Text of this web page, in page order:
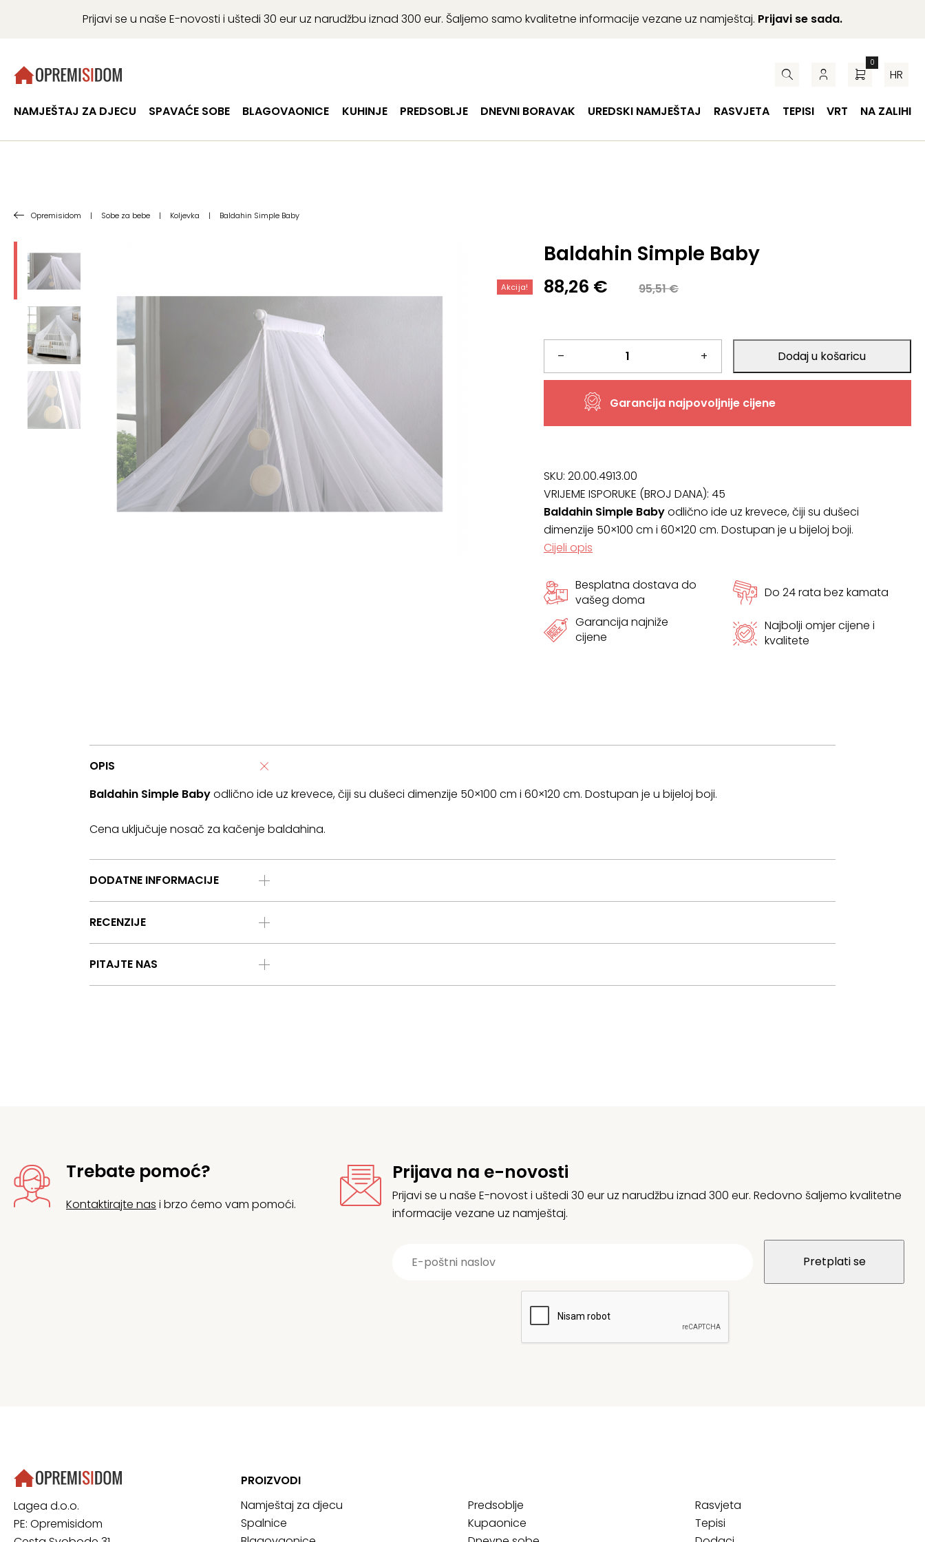
Prijavi se u naše E-novosti i uštedi 30 eur uz narudžbu iznad 300 eur. Šaljemo samo kvalitetne informacije vezane uz namještaj. Prijavi se sada.
0
HR
NAMJEŠTAJ ZA DJECU SPAVAĆE SOBE BLAGOVAONICE KUHINJE PREDSOBLJE DNEVNI BORAVAK UREDSKI NAMJEŠTAJ RASVJETA TEPISI VRT NA ZALIHI
Opremisidom | Sobe za bebe | Koljevka | Baldahin Simple Baby
Baldahin Simple Baby
Akcija! 95,51€
Izvorna
je:
95,51 €.
88,26 €
Trenutna
88,26 €.
–
Baldahin
Simple
+ Dodaj u košaricu
Garancija najpovoljnije cijene
SKU: 20.00.4913.00
VRIJEME ISPORUKE (BROJ DANA): 45
Baldahin Simple Babyodlično ide uz krevece, čiji su dušeci
dimenzije 50×100 cm i 60×120 cm. Dostupan je u bijeloj boji.
Cijeli opis
Besplatna dostava do
vašeg doma
Do 24 rata bez kamata
Garancija najniže
cijene
Najbolji omjer cijene i
kvalitete
OPIS
Baldahin Simple Babyodlično ide uz krevece, čiji su dušeci dimenzije 50×100 cm i 60×120 cm. Dostupan je u bijeloj boji.
Cena uključuje nosač za kačenje baldahina.
DODATNE INFORMACIJE
RECENZIJE
PITAJTE NAS
Trebate pomoć?
Kontaktirajte nas i brzo ćemo vam pomoći.
Prijava na e-novosti
Prijavi se u naše E-novost i uštedi 30 eur uz narudžbu iznad 300 eur. Redovno šaljemo kvalitetne
informacije vezane uz namještaj.
Lagea d.o.o.
PE: Opremisidom
PROIZVODI
Namještaj za djecu
Spalnice
Predsoblje
Kupaonice
Rasvjeta
Tepisi